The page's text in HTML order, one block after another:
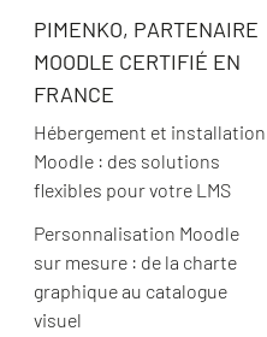
PIMENKO, PARTENAIRE
MOODLE CERTIFIÉ EN
FRANCE
Hébergement et installation
Moodle : des solutions
flexibles pour votre LMS
Personnalisation Moodle
sur mesure : de la charte
graphique au catalogue
visuel